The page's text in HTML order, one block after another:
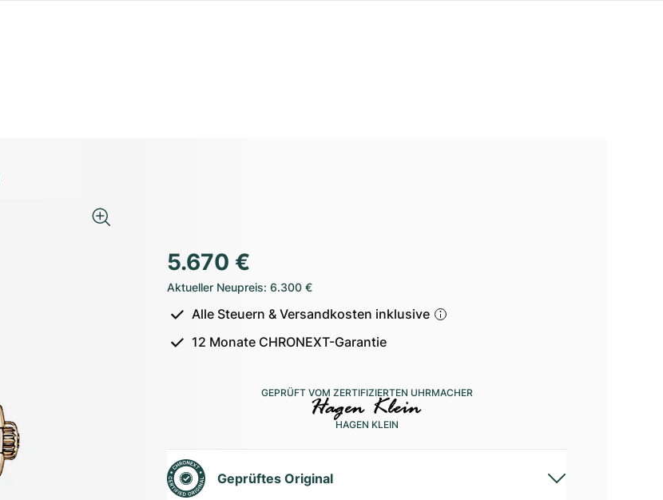
5.670 €
Aktueller Neupreis: 6.300 €
Alle Steuern & Versandkosten inklusive
12 Monate CHRONEXT-Garantie
GEPRÜFT VOM ZERTIFIZIERTEN UHRMACHER
HAGEN KLEIN
Geprüftes Original